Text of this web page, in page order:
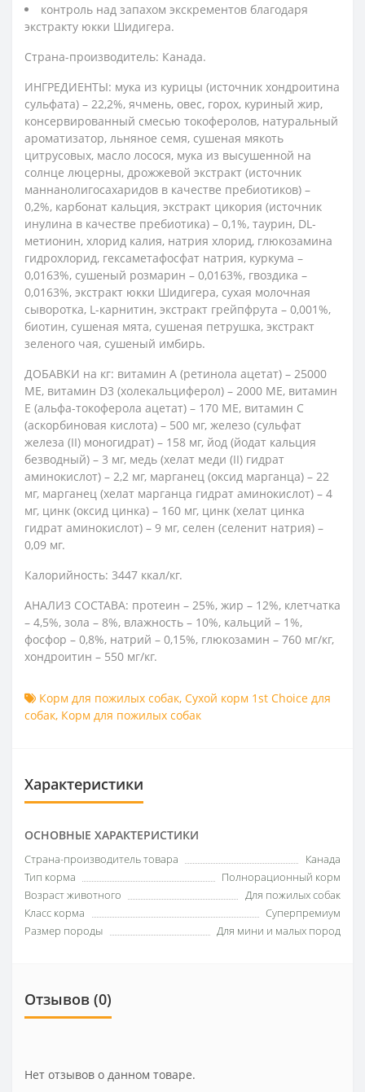
контроль над запахом экскрементов благодаря
экстракту юкки Шидигера.
Страна-производитель: Канада.
ИНГРЕДИЕНТЫ: мука из курицы (источник хондроитина
сульфата) – 22,2%, ячмень, овес, горох, куриный жир,
консервированный смесью токоферолов, натуральный
ароматизатор, льняное семя, сушеная мякоть
цитрусовых, масло лосося, мука из высушенной на
солнце люцерны, дрожжевой экстракт (источник
маннанолигосахаридов в качестве пребиотиков) –
0,2%, карбонат кальция, экстракт цикория (источник
инулина в качестве пребиотика) – 0,1%, таурин, DL-
метионин, хлорид калия, натрия хлорид, глюкозамина
гидрохлорид, гексаметафосфат натрия, куркума –
0,0163%, сушеный розмарин – 0,0163%, гвоздика –
0,0163%, экстракт юкки Шидигера, сухая молочная
сыворотка, L-карнитин, экстракт грейпфрута – 0,001%,
биотин, сушеная мята, сушеная петрушка, экстракт
зеленого чая, сушеный имбирь.
ДОБАВКИ на кг: витамин А (ретинола ацетат) – 25000
МЕ, витамин D3 (холекальциферол) – 2000 МЕ, витамин
Е (альфа-токоферола ацетат) – 170 МЕ, витамин С
(аскорбиновая кислота) – 500 мг, железо (сульфат
железа (ІІ) моногидрат) – 158 мг, йод (йодат кальция
безводный) – 3 мг, медь (хелат меди (ІІ) гидрат
аминокислот) – 2,2 мг, марганец (оксид марганца) – 22
мг, марганец (хелат марганца гидрат аминокислот) – 4
мг, цинк (оксид цинка) – 160 мг, цинк (хелат цинка
гидрат аминокислот) – 9 мг, селен (селенит натрия) –
0,09 мг.
Калорийность: 3447 ккал/кг.
АНАЛИЗ СОСТАВА: протеин – 25%, жир – 12%, клетчатка
– 4,5%, зола – 8%, влажность – 10%, кальций – 1%,
фосфор – 0,8%, натрий – 0,15%, глюкозамин – 760 мг/кг,
хондроитин – 550 мг/кг.
Корм для пожилых собак, Сухой корм 1st Choice для
собак, Корм для пожилых собак
Характеристики
ОСНОВНЫЕ ХАРАКТЕРИСТИКИ
Страна-производитель товара
Канада
Тип корма
Полнорационный корм
Возраст животного
Для пожилых собак
Класс корма
Суперпремиум
Размер породы
Для мини и малых пород
Отзывов (0)
Нет отзывов о данном товаре.